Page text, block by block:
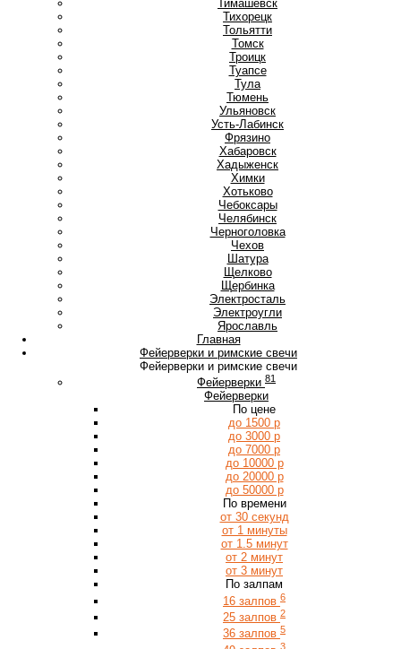
Тимашевск
Тихорецк
Тольятти
Томск
Троицк
Туапсе
Тула
Тюмень
Ульяновск
Усть-Лабинск
Фрязино
Хабаровск
Хадыженск
Химки
Хотьково
Чебоксары
Челябинск
Черноголовка
Чехов
Шатура
Щелково
Щербинка
Электросталь
Электроугли
Ярославль
Главная
Фейерверки и римские свечи
Фейерверки и римские свечи
Фейерверки 81
Фейерверки
По цене
до 1500 р
до 3000 р
до 7000 р
до 10000 р
до 20000 р
до 50000 р
По времени
от 30 секунд
от 1 минуты
от 1.5 минут
от 2 минут
от 3 минут
По залпам
16 залпов 6
25 залпов 2
36 залпов 5
3